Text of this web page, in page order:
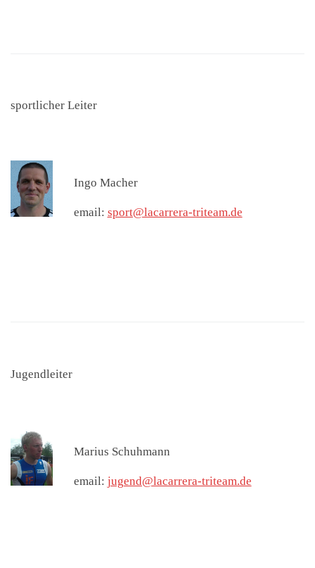
sportlicher Leiter
Ingo Macher
email: sport@lacarrera-triteam.de
Jugendleiter
Marius Schuhmann
email: jugend@lacarrera-triteam.de